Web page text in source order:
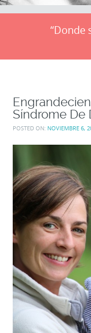
“Donde
Síndrome De
POSTED ON: NOVIEMBRE 6,